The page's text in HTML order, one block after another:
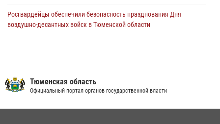
Росгвардейцы обеспечили безопасность празднования Дня
воздушно-десантных войск в Тюменской области
05 августа 2026, 05:35
Тюменская область
Официальный портал органов государственной власти